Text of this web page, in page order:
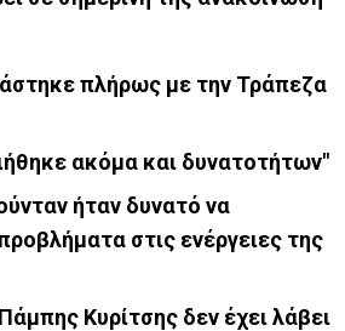
πλήρως με την Τράπεζα
ακόμα και δυνατοτήτων"
ήταν δυνατό να
στις ενέργειες της
Κυρίτσης δεν έχει λάβει